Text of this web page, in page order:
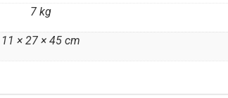
7 kg
11 × 27 × 45 cm